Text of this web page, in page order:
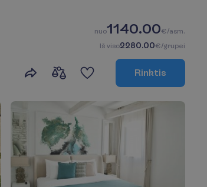
nuo1140.00€/asm.
Iš viso2280.00€/grupei
Rinktis